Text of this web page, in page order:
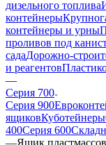
дизельного топлива
контейнеры
контейнеры и урны
проливов под
садаДорожно-
и реагентов
—
Серия 700
Серия 900
ящиковКуботейнеры
400Серия 600
—Ящик